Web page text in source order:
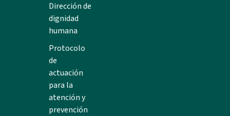
Dirección de
dignidad
humana
Protocolo
de
actuación
para la
atención y
prevención